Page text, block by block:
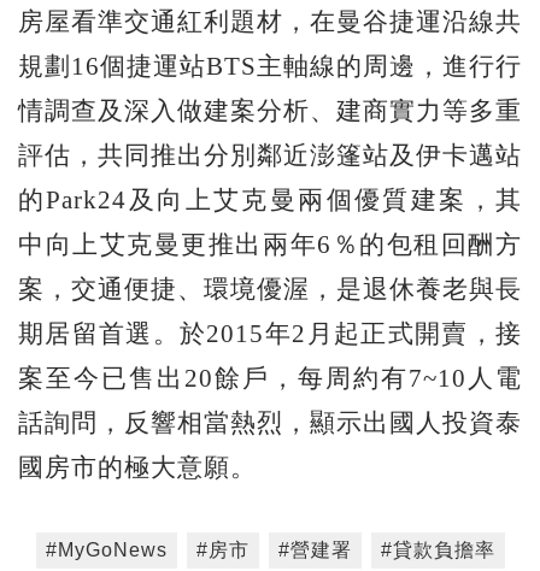
房屋看準交通紅利題材，在曼谷捷運沿線共
規劃16個捷運站BTS主軸線的周邊，進行行
情調查及深入做建案分析、建商實力等多重
評估，共同推出分別鄰近澎篷站及伊卡邁站
的Park24及向上艾克曼兩個優質建案，其
中向上艾克曼更推出兩年6％的包租回酬方
案，交通便捷、環境優渥，是退休養老與長
期居留首選。於2015年2月起正式開賣，接
案至今已售出20餘戶，每周約有7~10人電
話詢問，反響相當熱烈，顯示出國人投資泰
國房市的極大意願。
#MyGoNews #房市 #營建署 #貸款負擔率